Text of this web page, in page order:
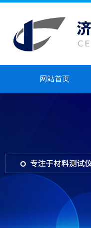
网站首页